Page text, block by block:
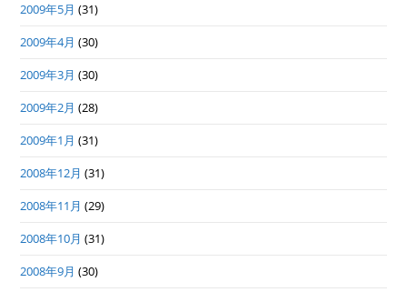
2009年5月 (31)
2009年4月 (30)
2009年3月 (30)
2009年2月 (28)
2009年1月 (31)
2008年12月 (31)
2008年11月 (29)
2008年10月 (31)
2008年9月 (30)